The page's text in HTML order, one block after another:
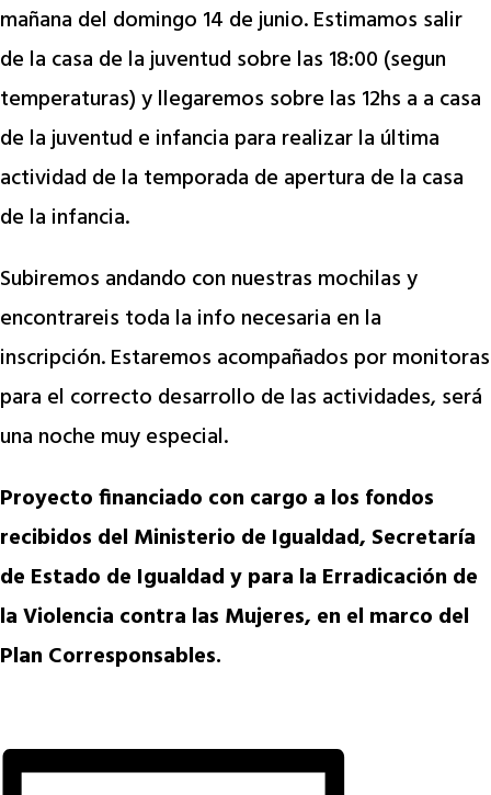
mañana del domingo 14 de junio. Estimamos salir
de la casa de la juventud sobre las 18:00 (segun
temperaturas) y llegaremos sobre las 12hs a a casa
de la juventud e infancia para realizar la última
actividad de la temporada de apertura de la casa
de la infancia.
Subiremos andando con nuestras mochilas y
encontrareis toda la info necesaria en la
inscripción. Estaremos acompañados por monitoras
para el correcto desarrollo de las actividades, será
una noche muy especial.
Proyecto financiado con cargo a los fondos
recibidos del Ministerio de Igualdad, Secretaría
de Estado de Igualdad y para la Erradicación de
la Violencia contra las Mujeres, en el marco del
Plan Corresponsables.